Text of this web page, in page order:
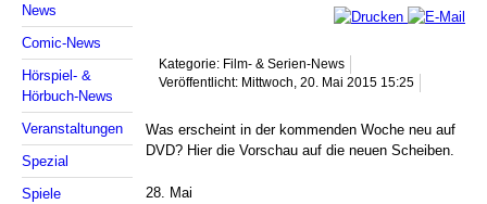
News
Comic-News
Hörspiel- &
Hörbuch-News
Veranstaltungen
Spezial
Spiele
Kategorie: Film- & Serien-News
Veröffentlicht: Mittwoch, 20. Mai 2015 15:25
Was erscheint in der kommenden Woche neu auf
DVD? Hier die Vorschau auf die neuen Scheiben.
28. Mai